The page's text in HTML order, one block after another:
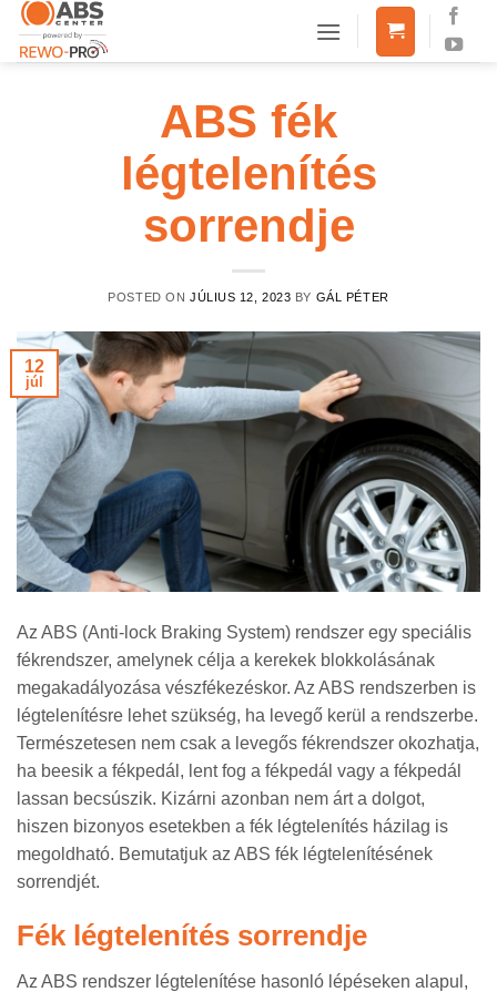
Skip
content
ABS fék
légtelenítés
sorrendje
POSTED ON JÚLIUS 12, 2023 BY GÁL PÉTER
12
júl
Az ABS (Anti-lock Braking System) rendszer egy speciális
fékrendszer, amelynek célja a kerekek blokkolásának
megakadályozása vészfékezéskor. Az ABS rendszerben is
légtelenítésre lehet szükség, ha levegő kerül a rendszerbe.
Természetesen nem csak a levegős fékrendszer okozhatja,
ha beesik a fékpedál, lent fog a fékpedál vagy a fékpedál
lassan becsúszik. Kizárni azonban nem árt a dolgot,
hiszen bizonyos esetekben a fék légtelenítés házilag is
megoldható. Bemutatjuk az ABS fék légtelenítésének
sorrendjét.
Fék légtelenítés sorrendje
Az ABS rendszer légtelenítése hasonló lépéseken alapul,